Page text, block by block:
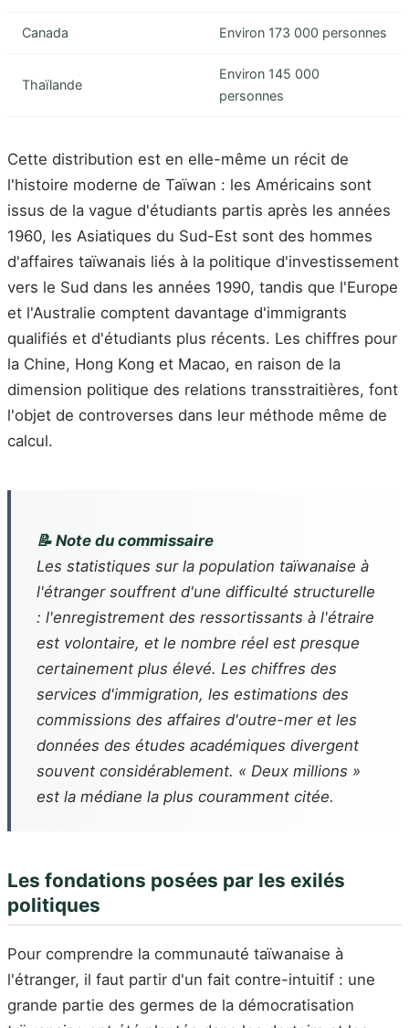
Canada Environ 173 000 personnes
Thaïlande
Environ 145 000
personnes
Cette distribution est en elle-même un récit de
l'histoire moderne de Taïwan : les Américains sont
issus de la vague d'étudiants partis après les années
1960, les Asiatiques du Sud-Est sont des hommes
d'affaires taïwanais liés à la politique d'investissement
vers le Sud dans les années 1990, tandis que l'Europe
et l'Australie comptent davantage d'immigrants
qualifiés et d'étudiants plus récents. Les chiffres pour
la Chine, Hong Kong et Macao, en raison de la
dimension politique des relations transstraitières, font
l'objet de controverses dans leur méthode même de
calcul.
📝 Note du commissaire
Les statistiques sur la population taïwanaise à
l'étranger souffrent d'une difficulté structurelle
: l'enregistrement des ressortissants à l'étraire
est volontaire, et le nombre réel est presque
certainement plus élevé. Les chiffres des
services d'immigration, les estimations des
commissions des affaires d'outre-mer et les
données des études académiques divergent
souvent considérablement. « Deux millions »
est la médiane la plus couramment citée.
Les fondations posées par les exilés
politiques
Pour comprendre la communauté taïwanaise à
l'étranger, il faut partir d'un fait contre-intuitif : une
grande partie des germes de la démocratisation